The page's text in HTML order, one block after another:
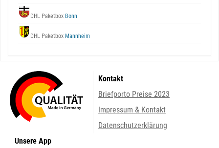
DHL Paketbox Bonn
DHL Paketbox Mannheim
Kontakt
Briefporto Preise 2023
Impressum & Kontakt
Datenschutzerklärung
Unsere App